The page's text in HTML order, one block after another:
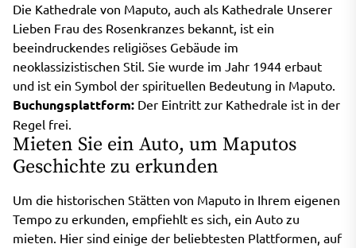
Die Kathedrale von Maputo, auch als Kathedrale Unserer
Lieben Frau des Rosenkranzes bekannt, ist ein
beeindruckendes religiöses Gebäude im
neoklassizistischen Stil. Sie wurde im Jahr 1944 erbaut
und ist ein Symbol der spirituellen Bedeutung in Maputo.
Buchungsplattform: Der Eintritt zur Kathedrale ist in der
Regel frei.
Mieten Sie ein Auto, um Maputos
Geschichte zu erkunden
Um die historischen Stätten von Maputo in Ihrem eigenen
Tempo zu erkunden, empfiehlt es sich, ein Auto zu
mieten. Hier sind einige der beliebtesten Plattformen, auf